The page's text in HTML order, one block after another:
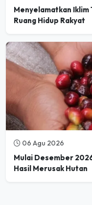
Menyelamatkan
Ruang Hidup Rakyat
06 Agu 2026
Mulai Desember
Hasil Merusak Hutan